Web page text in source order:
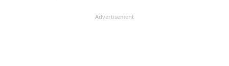
Advertisement